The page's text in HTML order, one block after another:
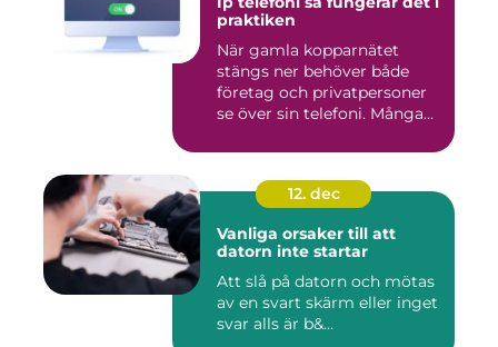
praktiken
När gamla kopparnätet
stängs ner behöver både
företag och privatpersoner
se över sin telefoni. Många...
12. dec
Vanliga orsaker till att
datorn inte startar
Att slå på datorn och mötas
av en svart skärm eller inget
svar alls är b&...